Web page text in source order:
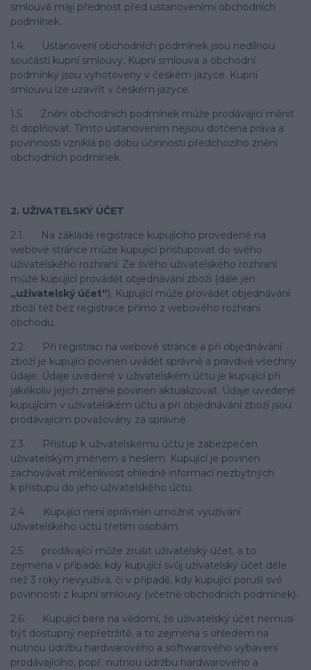
smlouvě mají přednost před ustanoveními obchodních
podmínek.
1.4. Ustanovení obchodních podmínek jsou nedílnou
součástí kupní smlouvy. Kupní smlouva a obchodní
podmínky jsou vyhotoveny v českém jazyce. Kupní
smlouvu lze uzavřít v českém jazyce.
1.5. Znění obchodních podmínek může prodávající měnit
či doplňovat. Tímto ustanovením nejsou dotčena práva a
povinnosti vzniklá po dobu účinnosti předchozího znění
obchodních podmínek.
2. UŽIVATELSKÝ ÚČET
2.1. Na základě registrace kupujícího provedené na
webové stránce může kupující přistupovat do svého
uživatelského rozhraní. Ze svého uživatelského rozhraní
může kupující provádět objednávání zboží (dále jen
„uživatelský účet“). Kupující může provádět objednávání
zboží též bez registrace přímo z webového rozhraní
obchodu.
2.2. Při registraci na webové stránce a při objednávání
zboží je kupující povinen uvádět správně a pravdivě všechny
údaje. Údaje uvedené v uživatelském účtu je kupující při
jakékoliv jejich změně povinen aktualizovat. Údaje uvedené
kupujícím v uživatelském účtu a při objednávání zboží jsou
prodávajícím považovány za správné.
2.3. Přístup k uživatelskému účtu je zabezpečen
uživatelským jménem a heslem. Kupující je povinen
zachovávat mlčenlivost ohledně informací nezbytných
k přístupu do jeho uživatelského účtu.
2.4. Kupující není oprávněn umožnit využívání
uživatelského účtu třetím osobám.
2.5. prodávající může zrušit uživatelský účet, a to
zejména v případě, kdy kupující svůj uživatelský účet déle
než 3 roky nevyužívá, či v případě, kdy kupující poruší své
povinnosti z kupní smlouvy (včetně obchodních podmínek).
2.6. Kupující bere na vědomí, že uživatelský účet nemusí
být dostupný nepřetržitě, a to zejména s ohledem na
nutnou údržbu hardwarového a softwarového vybavení
prodávajícího, popř. nutnou údržbu hardwarového a